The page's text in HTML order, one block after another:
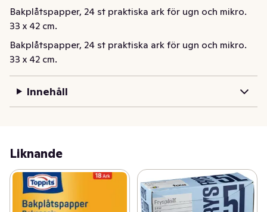
Bakplåtspapper, 24 st praktiska ark för ugn och mikro.
33 x 42 cm.
Bakplåtspapper, 24 st praktiska ark för ugn och mikro.
33 x 42 cm.
Innehåll
Liknande